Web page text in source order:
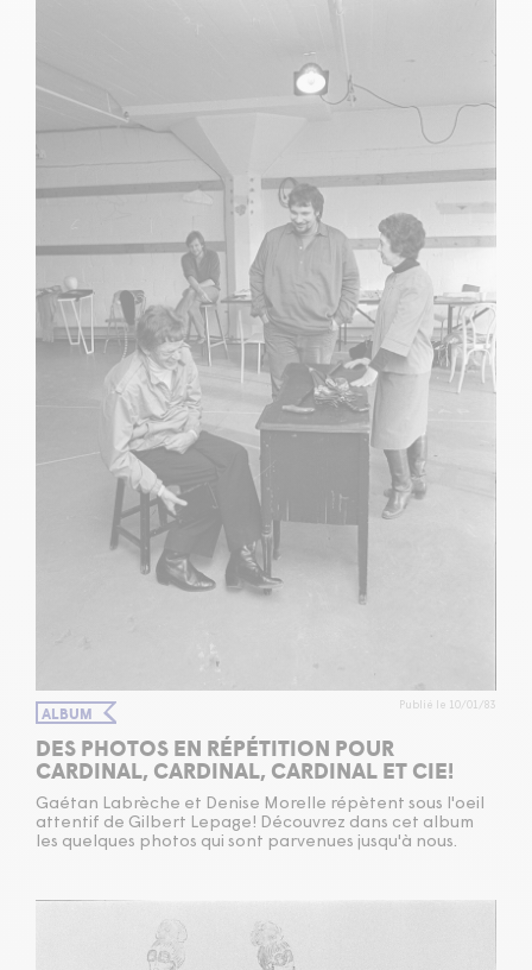
ALBUM Publié le 10/01/83
DES PHOTOS EN RÉPÉTITION POUR
CARDINAL, CARDINAL, CARDINAL ET CIE!
Gaétan Labrèche et Denise Morelle répètent sous l'oeil
attentif de Gilbert Lepage! Découvrez dans cet album
les quelques photos qui sont parvenues jusqu'à nous.